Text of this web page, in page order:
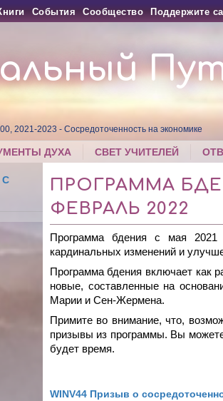
События Сообщество Поддержите
2021-2023 - Сосредоточенность на экономике
ДУХА СВЕТ УЧИТЕЛЕЙ
С
ПРОГРАММА
ФЕВРАЛЬ 2022
Программа бдения с мая 2021
кардинальных изменений и
Программа бдения включает как
новые, составленные на
Марии и Сен-Жермена.
Примите во внимание, что,
призывы из программы. Вы можете
будет время.
WINV44 Призыв о